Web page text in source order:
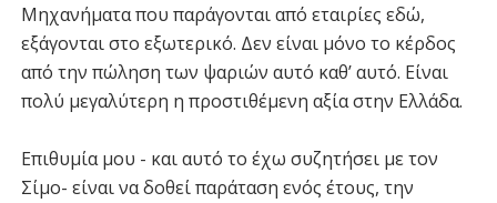
Μηχανήματα που παράγονται από εταιρίες εδώ,
εξάγονται στο εξωτερικό. Δεν είναι μόνο το κέρδος
από την πώληση των ψαριών αυτό καθ’ αυτό. Είναι
πολύ μεγαλύτερη η προστιθέμενη αξία στην Ελλάδα.
Επιθυμία μου - και αυτό το έχω συζητήσει με τον
Σίμο- είναι να δοθεί παράταση ενός έτους, την